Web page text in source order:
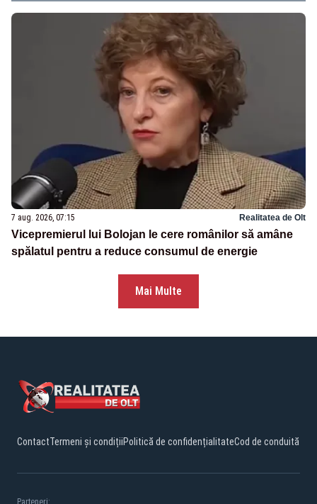
7 aug. 2026, 07:15 Realitatea de Olt
Vicepremierul lui Bolojan le cere românilor să amâne
spălatul pentru a reduce consumul de energie
Mai Multe
ContactTermeni și condițiiPolitică de confidențialitateCod de conduită
Parteneri: